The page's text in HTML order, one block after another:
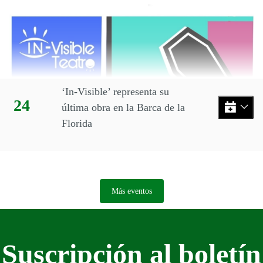
Eventos disponibles en el
Día:
24
‘In-Visible’ representa su
última obra en la Barca de la
Florida
Más eventos
Suscripción al boletín